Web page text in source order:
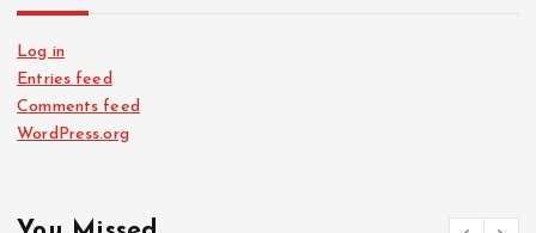
Log in
Entries feed
Comments feed
WordPress.org